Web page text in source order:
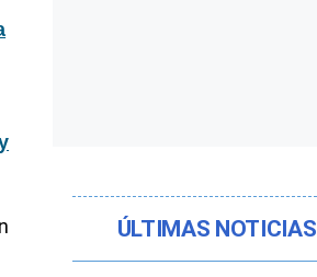
ÚLTIMAS NOTICIAS